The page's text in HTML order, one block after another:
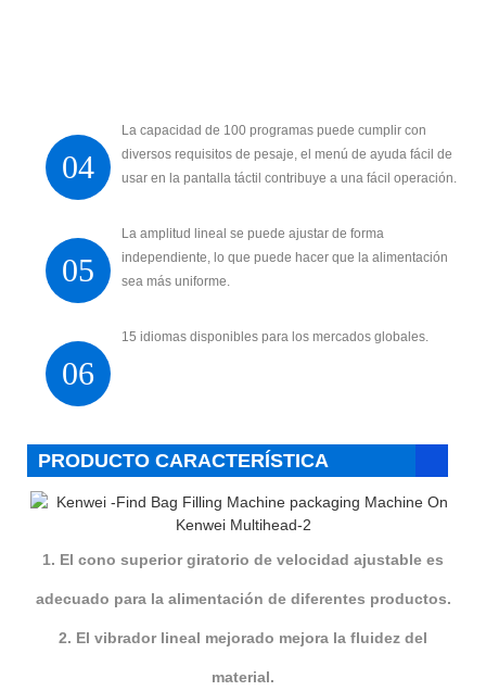
04
La capacidad de 100 programas puede cumplir con
diversos requisitos de pesaje, el menú de ayuda fácil de
usar en la pantalla táctil contribuye a una fácil operación.
05
La amplitud lineal se puede ajustar de forma
independiente, lo que puede hacer que la alimentación
sea más uniforme.
06
15 idiomas disponibles para los mercados globales.
PRODUCTO CARACTERÍSTICA
1. El cono superior giratorio de velocidad ajustable es
adecuado para la alimentación de diferentes productos.
2. El vibrador lineal mejorado mejora la fluidez del
material.